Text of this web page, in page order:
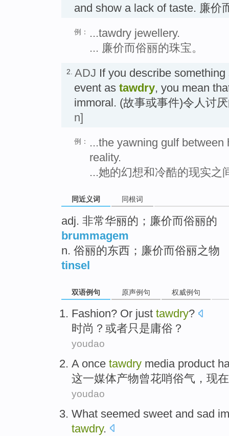
and show a lack of taste. 廉价
例：
...tawdry jewellery.
... 廉价而俗丽的珠宝。
2. ADJ If you describe
event as tawdry, you mean
immoral. (故事或事件)令人讨
n]
例：
...the yawning gulf
reality.
...她的幻想和冷酷的现实之
同近义词 同根词
adj. 非常华丽的；廉价而俗丽的
brummagem
n. 俗丽的东西；廉价而俗丽之物
tinsel
双语例句 原声例句 权威例句
Fashion? Or just tawdry?
时尚 ？ 或者只是庸俗 ？
youdao
A once tawdry media product
这一媒体产物曾花哨俗气 ，现
youdao
What seemed sweet and sad
tawdry.